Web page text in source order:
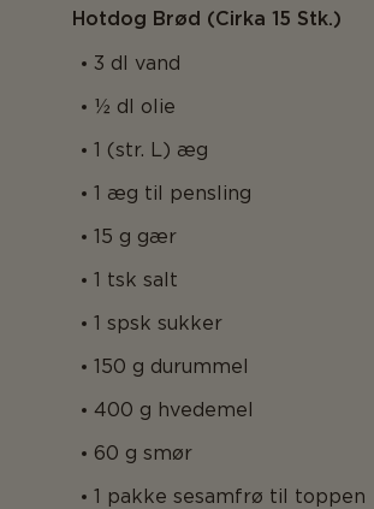
Hotdog Brød (cirka 15 Stk.)
3 dl vand
½ dl olie
1 (str. L) æg
1 æg til pensling
15 g gær
1 tsk salt
1 spsk sukker
150 g durummel
400 g hvedemel
60 g smør
1 pakke sesamfrø til toppen